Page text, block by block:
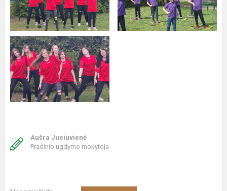
Aušra Juciuvienė
Pradinio ugdymo mokytoja